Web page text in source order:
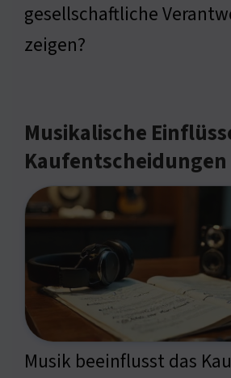
gesellschaftliche
zeigen?
Musikalische
Kaufentscheidungen
Musik beeinflusst das